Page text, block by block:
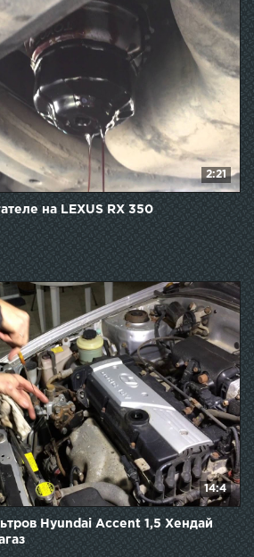
2:21
на LEXUS RX 350
14:4
Hyundai Accent 1,5 Хендай